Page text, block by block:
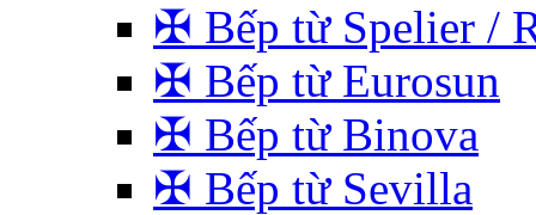
✠ Bếp từ Spelier /
✠ Bếp từ Eurosun
✠ Bếp từ Binova
✠ Bếp từ Sevilla